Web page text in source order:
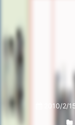
2010/2/